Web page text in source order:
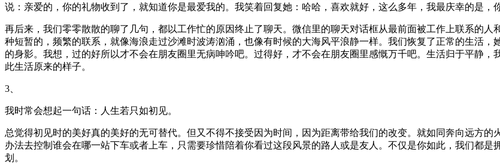
说：亲爱的，你的礼物收到了，就知道你是最爱我的。我笑着回复她：哈哈，喜欢就好，这么多年，我最庆幸的是，
再后来，我们零零散散的聊了几句，都以工作忙的原因终止了聊天。微信里的聊天对话框从最前面被工作上联系的
种短暂的，频繁的联系，就像海浪走过沙滩时波涛汹涌，也像有时候的大海风平浪静一样。我们恢复了正常的生活
的身影。我想，过的好所以才不会在朋友圈里无病呻吟吧。过得好，才不会在朋友圈里感慨万千吧。生活归于平静
此生活原来的样子。
3、
我时常会想起一句话：人生若只如初见。
总觉得初见时的美好真的美好的无可替代。但又不得不接受因为时间，因为距离带给我们的改变。就如同奔向远方
办法去控制谁会在哪一站下车或者上车，只需要珍惜陪着你看过这段风景的路人或是友人。不仅是你如此，我们都
划。